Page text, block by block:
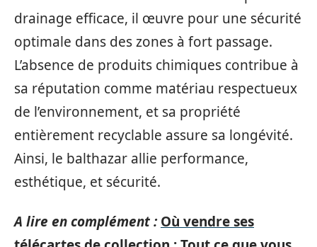
drainage efficace, il œuvre pour une sécurité
optimale dans des zones à fort passage.
L’absence de produits chimiques contribue à
sa réputation comme matériau respectueux
de l’environnement, et sa propriété
entièrement recyclable assure sa longévité.
Ainsi, le balthazar allie performance,
esthétique, et sécurité.
A lire en complément : Où vendre ses